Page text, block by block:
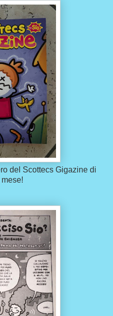
del Scottecs Gigazine di